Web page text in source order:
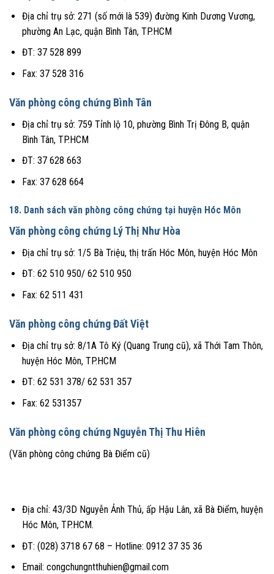
Địa chỉ trụ sở: 271 (số mới là 539) đường Kinh Dương Vương,
phường An Lạc, quận Bình Tân, TP.HCM
ĐT: 37 528 899
Fax: 37 528 316
Văn phòng công chứng Bình Tân
Địa chỉ trụ sở: 759 Tỉnh lộ 10, phường Bình Trị Đông B, quận
Bình Tân, TP.HCM
ĐT: 37 628 663
Fax: 37 628 664
18. Danh sách văn phòng công chứng tại huyện Hóc Môn
Văn phòng công chứng Lý Thị Như Hòa
Địa chỉ trụ sở: 1/5 Bà Triệu, thị trấn Hóc Môn, huyện Hóc Môn
ĐT: 62 510 950/ 62 510 950
Fax: 62 511 431
Văn phòng công chứng Đất Việt
Địa chỉ trụ sở: 8/1A Tô Ký (Quang Trung cũ), xã Thới Tam Thôn,
huyện Hóc Môn, TP.HCM
ĐT: 62 531 378/ 62 531 357
Fax: 62 531357
Văn phòng công chứng Nguyễn Thị Thu Hiên
(Văn phòng công chứng Bà Điểm cũ)
Địa chỉ: 43/3D Nguyễn Ảnh Thủ, ấp Hậu Lân, xã Bà Điểm, huyện
Hóc Môn, TP.HCM.
ĐT: (028) 3718 67 68 – Hotline: 0912 37 35 36
Email: congchungntthuhien@gmail.com